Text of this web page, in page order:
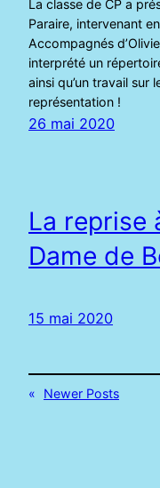
La classe de CP a
Paraire, intervenant
Accompagnés
interprété un
ainsi qu’un travail sur
représentation !
26 mai 2020
La reprise
Dame de
15 mai 2020
« Newer Posts